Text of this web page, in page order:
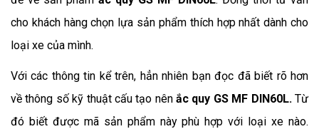
cho khách hàng chọn lựa sản phẩm thích hợp nhất dành cho
loại xe của mình.
Với các thông tin kể trên, hẳn nhiên bạn đọc đã biết rõ hơn
về thông số kỹ thuật cấu tạo nênắc quy GS MF DIN60L.Từ
đó biết được mã sản phẩm này phù hợp với loại xe nào.